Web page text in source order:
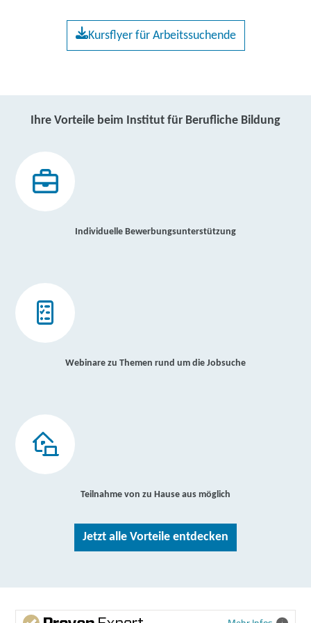
Kursflyer für Arbeitssuchende
Ihre Vorteile beim Institut für Berufliche Bildung
Individuelle Bewerbungsunterstützung
Webinare zu Themen rund um die Jobsuche
Teilnahme von zu Hause aus möglich
Jetzt alle Vorteile entdecken